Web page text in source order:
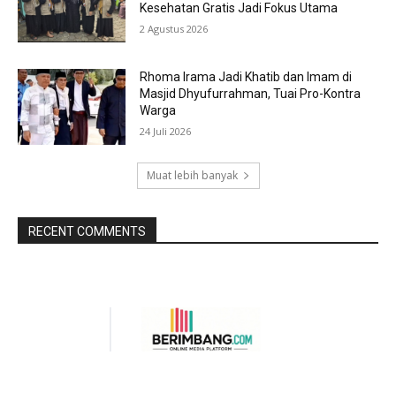
Kesehatan Gratis Jadi Fokus Utama
2 Agustus 2026
Rhoma Irama Jadi Khatib dan Imam di
Masjid Dhyufurrahman, Tuai Pro-Kontra
Warga
24 Juli 2026
Muat lebih banyak
RECENT COMMENTS